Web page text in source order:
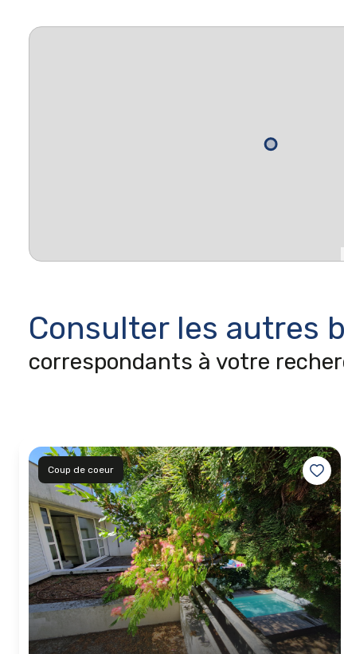
Consulter les autres
correspondants à votre
Coup de coeur